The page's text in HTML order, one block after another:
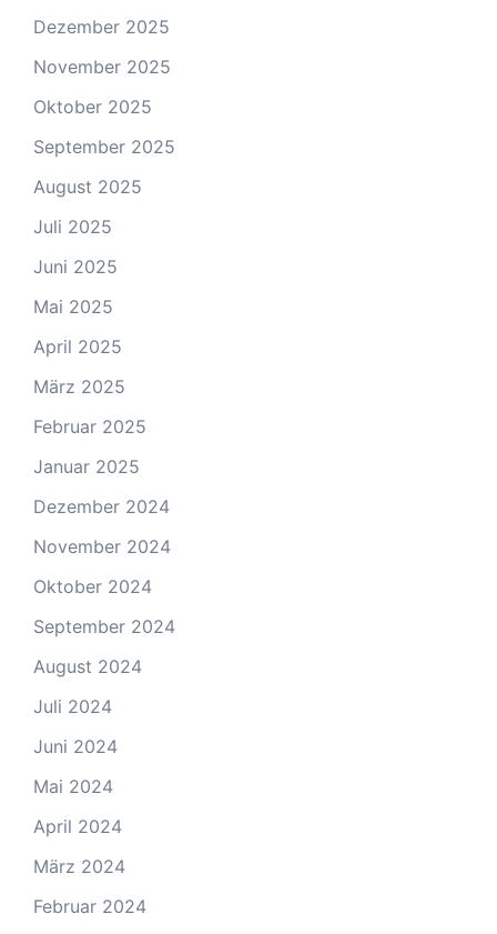
Dezember 2025
November 2025
Oktober 2025
September 2025
August 2025
Juli 2025
Juni 2025
Mai 2025
April 2025
März 2025
Februar 2025
Januar 2025
Dezember 2024
November 2024
Oktober 2024
September 2024
August 2024
Juli 2024
Juni 2024
Mai 2024
April 2024
März 2024
Februar 2024